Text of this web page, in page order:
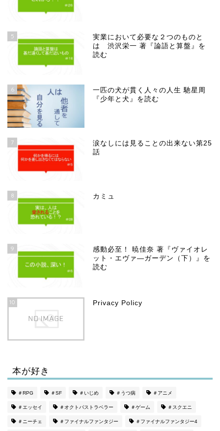
5
実業において必要な２つのものと
は 渋沢栄一 著『論語と算盤』を
読む
6
一匹の犬が貫く人々の人生 馳星周
『少年と犬』を読む
7
涙なしには見ることの出来ない第25
話
8 カミュ
9
感動必至！ 暁佳奈 著『ヴァイオレ
ット・エヴァ―ガーデン（下）』を
読む
10 Privacy Policy
本が好き
＃RPG ＃SF ＃いじめ ＃うつ病 ＃アニメ
＃エッセイ ＃オクトパストラベラー ＃ゲーム ＃スクエニ
＃ニーチェ ＃ファイナルファンタジー ＃ファイナルファンタジー4
プロフィール